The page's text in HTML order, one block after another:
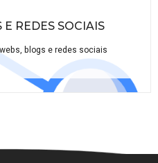
REDES SOCIAIS
blogs e redes sociais